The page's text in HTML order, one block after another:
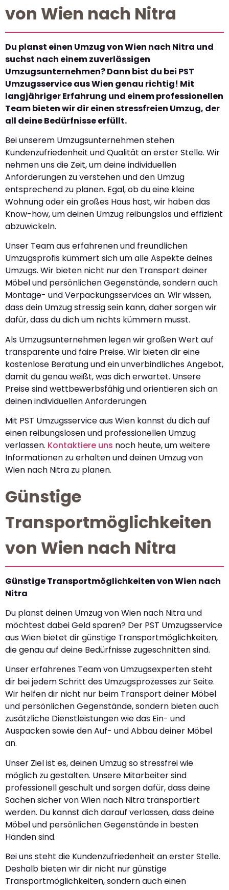
von Wien nach Nitra
Du planst einen Umzug von Wien nach Nitra und
suchst nach einem zuverlässigen
Umzugsunternehmen? Dann bist du bei PST
Umzugsservice aus Wien genau richtig! Mit
langjähriger Erfahrung und einem professionellen
Team bieten wir dir einen stressfreien Umzug, der
all deine Bedürfnisse erfüllt.
Bei unserem Umzugsunternehmen stehen
Kundenzufriedenheit und Qualität an erster Stelle. Wir
nehmen uns die Zeit, um deine individuellen
Anforderungen zu verstehen und den Umzug
entsprechend zu planen. Egal, ob du eine kleine
Wohnung oder ein großes Haus hast, wir haben das
Know-how, um deinen Umzug reibungslos und effizient
abzuwickeln.
Unser Team aus erfahrenen und freundlichen
Umzugsprofis kümmert sich um alle Aspekte deines
Umzugs. Wir bieten nicht nur den Transport deiner
Möbel und persönlichen Gegenstände, sondern auch
Montage- und Verpackungsservices an. Wir wissen,
dass dein Umzug stressig sein kann, daher sorgen wir
dafür, dass du dich um nichts kümmern musst.
Als Umzugsunternehmen legen wir großen Wert auf
transparente und faire Preise. Wir bieten dir eine
kostenlose Beratung und ein unverbindliches Angebot,
damit du genau weißt, was dich erwartet. Unsere
Preise sind wettbewerbsfähig und orientieren sich an
deinen individuellen Anforderungen.
Mit PST Umzugsservice aus Wien kannst du dich auf
einen reibungslosen und professionellen Umzug
verlassen. Kontaktiere uns noch heute, um weitere
Informationen zu erhalten und deinen Umzug von
Wien nach Nitra zu planen.
Günstige
Transportmöglichkeiten
von Wien nach Nitra
Günstige Transportmöglichkeiten von Wien nach
Nitra
Du planst deinen Umzug von Wien nach Nitra und
möchtest dabei Geld sparen? Der PST Umzugsservice
aus Wien bietet dir günstige Transportmöglichkeiten,
die genau auf deine Bedürfnisse zugeschnitten sind.
Unser erfahrenes Team von Umzugsexperten steht
dir bei jedem Schritt des Umzugsprozesses zur Seite.
Wir helfen dir nicht nur beim Transport deiner Möbel
und persönlichen Gegenstände, sondern bieten auch
zusätzliche Dienstleistungen wie das Ein- und
Auspacken sowie den Auf- und Abbau deiner Möbel
an.
Unser Ziel ist es, deinen Umzug so stressfrei wie
möglich zu gestalten. Unsere Mitarbeiter sind
professionell geschult und sorgen dafür, dass deine
Sachen sicher von Wien nach Nitra transportiert
werden. Du kannst dich darauf verlassen, dass deine
Möbel und persönlichen Gegenstände in besten
Händen sind.
Bei uns steht die Kundenzufriedenheit an erster Stelle.
Deshalb bieten wir dir nicht nur günstige
Transportmöglichkeiten, sondern auch einen